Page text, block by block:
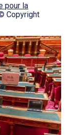
pour la
Copyright